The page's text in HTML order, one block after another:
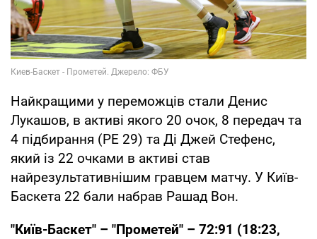
Найкращими у переможців стали Денис
Лукашов, в активі якого 20 очок, 8 передач та
4 підбирання (РЕ 29) та Ді Джей Стефенс,
який із 22 очками в активі став
найрезультативнішим гравцем матчу. У Київ-
Баскета 22 бали набрав Рашад Вон.
"Київ-Баскет" – "Прометей" – 72:91 (18:23,